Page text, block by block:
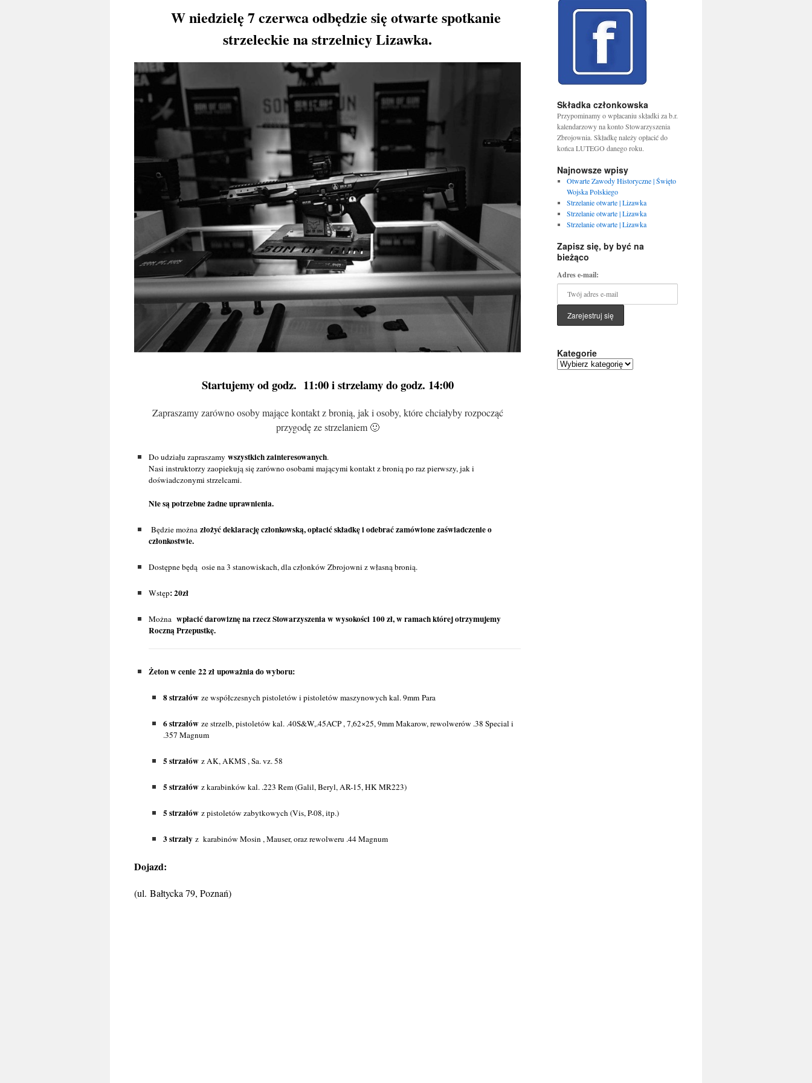
W niedzielę 7 czerwca odbędzie się otwarte spotkanie
strzeleckie na strzelnicy Lizawka.
Startujemy od godz. 11:00 i strzelamy do godz. 14:00
Zapraszamy zarówno osoby mające kontakt z bronią, jak i osoby, które chciałyby rozpocząć
przygodę ze strzelaniem 🙂
Do udziału zapraszamy wszystkich zainteresowanych.
Nasi instruktorzy zaopiekują się zarówno osobami mającymi kontakt z bronią po raz pierwszy, jak i
doświadczonymi strzelcami.
Nie są potrzebne żadne uprawnienia.
Będzie można złożyć deklarację członkowską, opłacić składkę i odebrać zamówione zaświadczenie o
członkostwie.
Dostępne będą osie na 3 stanowiskach, dla członków Zbrojowni z własną bronią.
Wstęp: 20zł
Można wpłacić darowiznę na rzecz Stowarzyszenia w wysokości 100 zł, w ramach której otrzymujemy
Roczną Przepustkę.
Żeton w cenie 22 zł upoważnia do wyboru:
8 strzałów ze współczesnych pistoletów i pistoletów maszynowych kal. 9mm Para
6 strzałów ze strzelb, pistoletów kal. .40S&W,.45ACP , 7,62×25, 9mm Makarow, rewolwerów .38 Special i
.357 Magnum
5 strzałów z AK, AKMS , Sa. vz. 58
5 strzałów z karabinków kal. .223 Rem (Galil, Beryl, AR-15, HK MR223)
5 strzałów z pistoletów zabytkowych (Vis, P-08, itp.)
3 strzały z karabinów Mosin , Mauser, oraz rewolweru .44 Magnum
Dojazd:
(ul. Bałtycka 79, Poznań)
Składka członkowska
Przypominamy o wpłacaniu składki za b.r.
kalendarzowy na konto Stowarzyszenia
Zbrojownia. Składkę należy opłacić do
końca LUTEGO danego roku.
Najnowsze wpisy
Otwarte Zawody Historyczne | Święto
Wojska Polskiego
Strzelanie otwarte | Lizawka
Strzelanie otwarte | Lizawka
Strzelanie otwarte | Lizawka
Zapisz się, by być na
bieżąco
Adres e-mail:
Kategorie
Kategorie